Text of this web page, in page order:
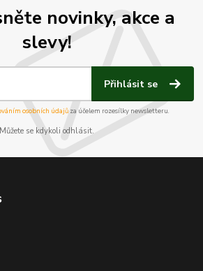
novinky, akce a
slevy!
Přihlásit se
osobních údajůza účelem rozesílky newsletteru.
Můžete se kdykoli odhlásit.